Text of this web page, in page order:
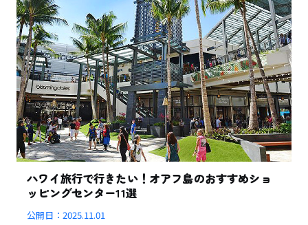
ハワイ旅行で行きたい！オアフ島のおすすめショ
ッピングセンター11選
公開日：2025.11.01